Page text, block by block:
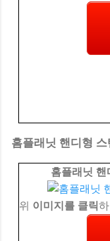
홈플래닛 핸디형
홈플래닛
위 이미지를 클릭